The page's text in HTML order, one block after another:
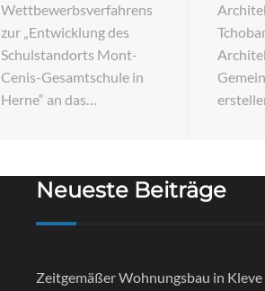
Wettbewerbsverfahrens
zur „Entwicklung des
Schulstandorts Mont-
Cenis-Gesamtschule in
Herne“ an das…
Neueste Beiträge
Zeitgemäßer Wohnungsbau in Kleve